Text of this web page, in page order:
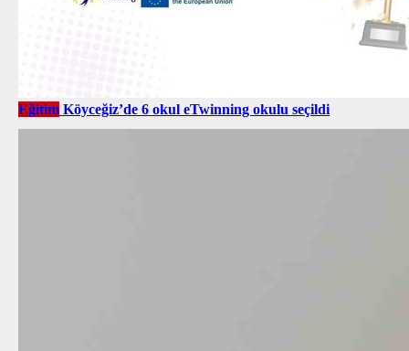
Eğitim Köyceğiz’de 6 okul eTwinning okulu seçildi